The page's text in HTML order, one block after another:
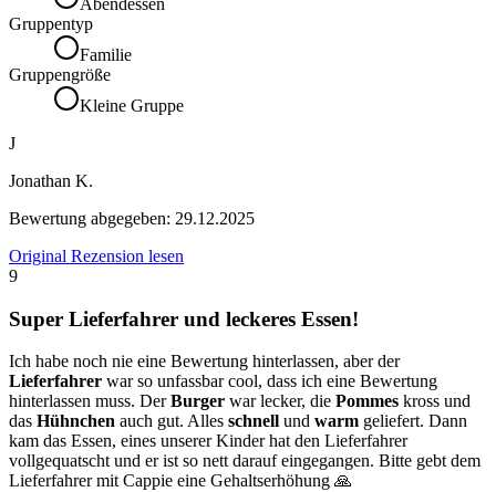
Abendessen
Gruppentyp
Familie
Gruppengröße
Kleine Gruppe
J
Jonathan K.
Bewertung abgegeben: 29.12.2025
Original Rezension lesen
9
Super Lieferfahrer und leckeres Essen!
Ich habe noch nie eine Bewertung hinterlassen, aber der
Lieferfahrer war so unfassbar cool, dass ich eine Bewertung
hinterlassen muss. DerBurger war lecker, die Pommes kross und
das Hühnchen auch gut. Alles schnell und warm geliefert. Dann
kam das Essen, eines unserer Kinder hat den Lieferfahrer
vollgequatscht und er ist so nett darauf eingegangen. Bitte gebt dem
Lieferfahrer mit Cappie eine Gehaltserhöhung 🙏